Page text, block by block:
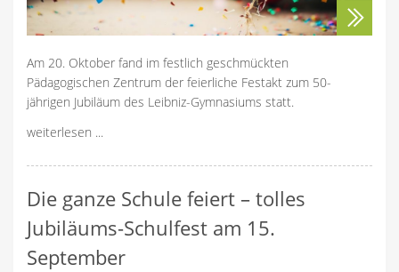
Am 20. Oktober fand im festlich geschmückten
Pädagogischen Zentrum der feierliche Festakt zum 50-
jährigen Jubiläum des Leibniz-Gymnasiums statt.
weiterlesen ...
Die ganze Schule feiert – tolles
Jubiläums-Schulfest am 15.
September